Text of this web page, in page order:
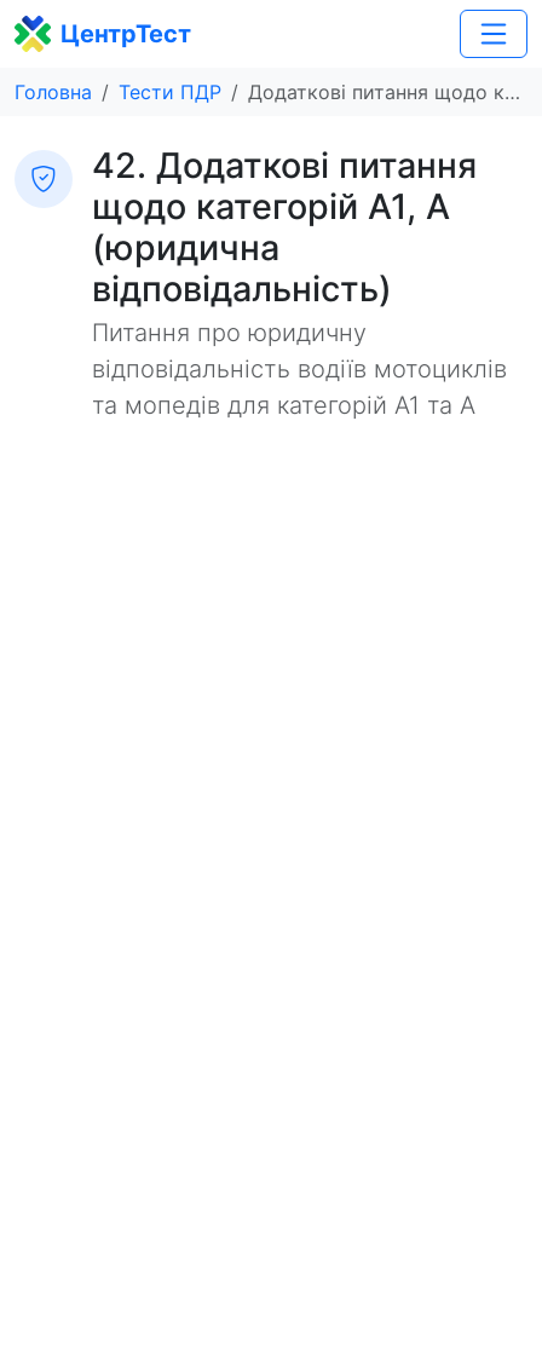
ЦентрТест
Головна Тести ПДР Додаткові питання щодо категорій A1, A (юридична відповідальність)
42. Додаткові питання
щодо категорій A1, A
(юридична
відповідальність)
Питання про юридичну
відповідальність водіїв мотоциклів
та мопедів для категорій A1 та A